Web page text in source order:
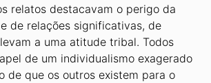
relatos destacavam o perigo da
de relações significativas, de
a uma atitude tribal. Todos
de um individualismo exagerado
de que os outros existem para o